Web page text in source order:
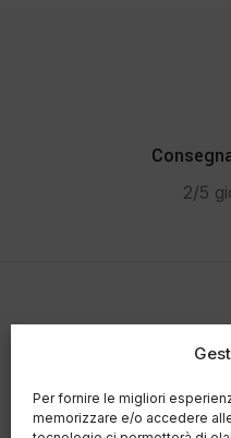
Per fornire le migliori
memorizzare e/o accedere
2/5